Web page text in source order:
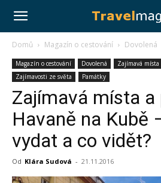
Travelmag.cz
Domů Magazín o cestování Dovolená
Magazín o cestování Dovolená Zajímavá místa
Zajímavosti ze světa
Památky
Zajímavá místa
Havaně na Kubě
vydat a co vidět?
Od Klára Sudová - 21.11.2016